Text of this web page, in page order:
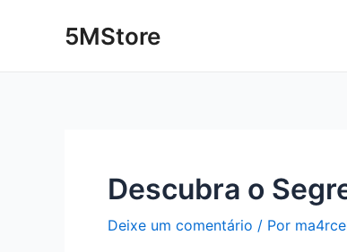
5MStore
Descubra o
Deixe um comentário / Por
navigation